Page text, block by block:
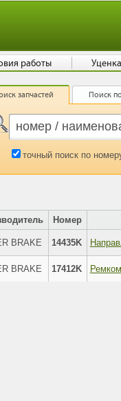
запчастей Поиск
точный поиск по
Номер
BRAKE 14435K
BRAKE 17412K
работы